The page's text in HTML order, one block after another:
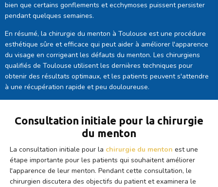
bien que certains gonflements et ecchymoses puissent persister
pendant quelques semaines.
En résumé, la chirurgie du menton à Toulouse est une procédure
esthétique sûre et efficace qui peut aider à améliorer l'apparence
du visage en corrigeant les défauts du menton. Les chirurgiens
qualifiés de Toulouse utilisent les dernières techniques pour
obtenir des résultats optimaux, et les patients peuvent s'attendre
à une récupération rapide et peu douloureuse.
Consultation initiale pour la chirurgie
du menton
La consultation initiale pour la chirurgie du menton est une
étape importante pour les patients qui souhaitent améliorer
l'apparence de leur menton. Pendant cette consultation, le
chirurgien discutera des objectifs du patient et examinera le